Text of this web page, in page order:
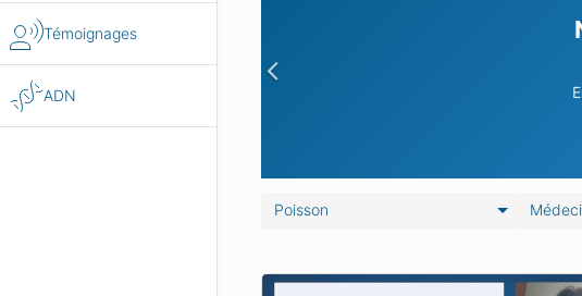
Témoignages
ADN Previous
Poisson